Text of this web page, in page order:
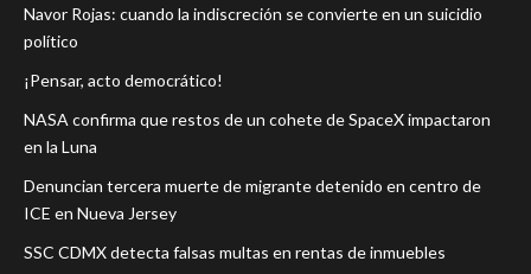
Navor Rojas: cuando la indiscreción se convierte en un suicidio
político
¡Pensar, acto democrático!
NASA confirma que restos de un cohete de SpaceX impactaron
en la Luna
Denuncian tercera muerte de migrante detenido en centro de
ICE en Nueva Jersey
SSC CDMX detecta falsas multas en rentas de inmuebles